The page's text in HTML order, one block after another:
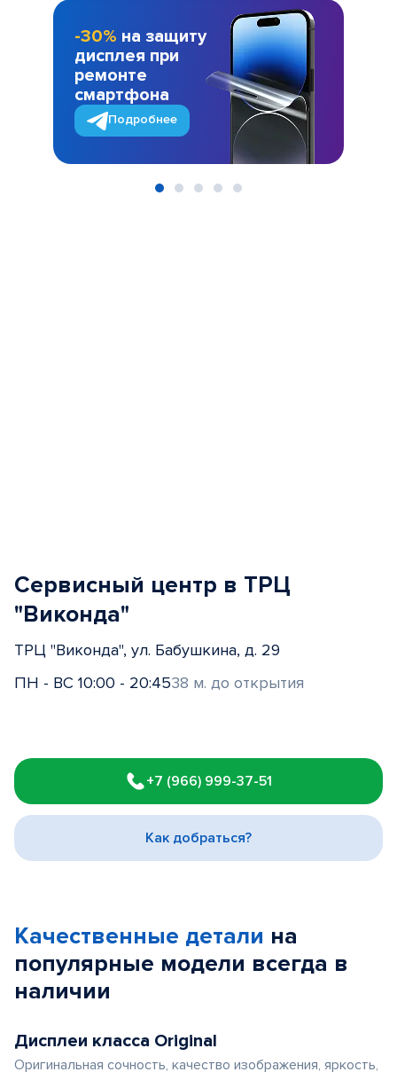
-30% на защиту
дисплея при
ремонте
смартфона
Подробнее
Сервисный центр в ТРЦ
"Виконда"
ТРЦ "Виконда", ул. Бабушкина, д. 29
ПН - ВС 10:00 - 20:4538 м. до открытия
1
of
3
+7 (966) 999-37-51
Как добраться?
Качественные детали на
популярные модели всегда в
наличии
Дисплеи класса Original
Оригинальная сочность, качество изображения, яркость,